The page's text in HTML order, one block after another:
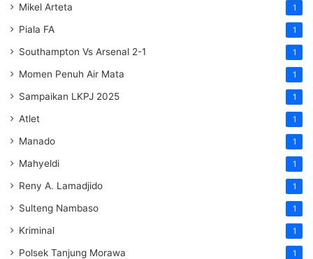
Mikel Arteta 1
Piala FA 1
Southampton Vs Arsenal 2-1 1
Momen Penuh Air Mata 1
Sampaikan LKPJ 2025 1
Atlet 1
Manado 1
Mahyeldi 1
Reny A. Lamadjido 1
Sulteng Nambaso 1
Kriminal 1
Polsek Tanjung Morawa 1